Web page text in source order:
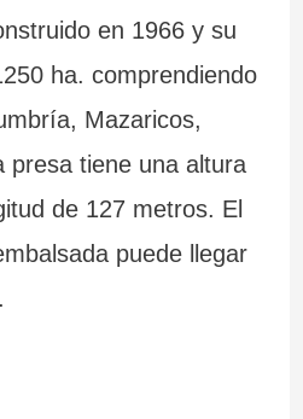
en 1966 y su
ha. comprendiendo
Mazaricos,
presa tiene una altura
de 127 metros. El
puede llegar